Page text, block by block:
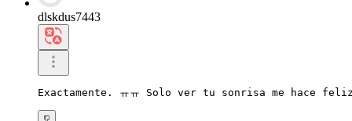
dlskdus7443
Exactamente. ㅠㅠ Solo ver tu sonrisa me hace